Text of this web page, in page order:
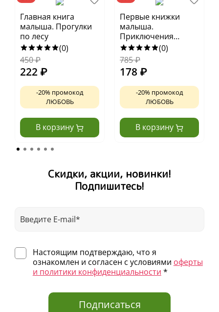
Невероятно яркая и красивая книга-гляделка
Знакомство с животными всего мира
Визуальный словарь
Прекрасные иллюстрации зверей, птиц и рыб
Возраст 1+
Главная книга
малыша. Прогулки
по лесу
(0)
450₽
222 ₽
-20% промокод
ЛЮБОВЬ
В корзину
Первые книжки
малыша.
Приключения
улитки Элли в мире
фруктов и овощей
(мягкая обложка)
(0)
785₽
178 ₽
-20% промокод
ЛЮБОВЬ
В корзину
Скидки, акции, новинки!
Подпишитесь!
Настоящим подтверждаю, что я
ознакомлен и согласен с условиями оферты
и политики конфиденциальности *
Подписаться